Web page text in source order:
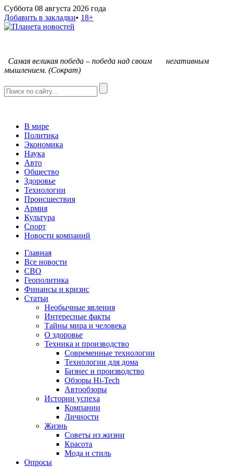
Суббота 08 августа 2026 года
Добавить в закладки• 18+
Самая великая победа – победа над своим негативным
мышлением. (Сократ)
В мире
Политика
Экономика
Наука
Авто
Общество
Здоровье
Технологии
Происшествия
Армия
Культура
Спорт
Новости компаний
Главная
Все новости
СВО
Геополитика
Финансы и кризис
Статьи
Необычные явления
Интересные факты
Тайны мира и человека
О здоровье
Техника и производство
Современные технологии
Технологии для дома
Бизнес и производство
Обзоры Hi-Tech
Автообзоры
Истории успеха
Компании
Личности
Жизнь
Советы из жизни
Красота
Мода и стиль
Опросы